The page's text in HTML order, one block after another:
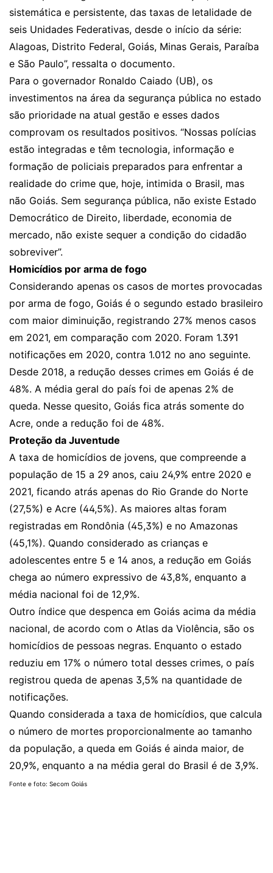
sistemática e persistente, das taxas de letalidade de
seis Unidades Federativas, desde o início da série:
Alagoas, Distrito Federal, Goiás, Minas Gerais, Paraíba
e São Paulo”, ressalta o documento.
Para o governador Ronaldo Caiado (UB), os
investimentos na área da segurança pública no estado
são prioridade na atual gestão e esses dados
comprovam os resultados positivos. “Nossas polícias
estão integradas e têm tecnologia, informação e
formação de policiais preparados para enfrentar a
realidade do crime que, hoje, intimida o Brasil, mas
não Goiás. Sem segurança pública, não existe Estado
Democrático de Direito, liberdade, economia de
mercado, não existe sequer a condição do cidadão
sobreviver”.
Homicídios por arma de fogo
Considerando apenas os casos de mortes provocadas
por arma de fogo, Goiás é o segundo estado brasileiro
com maior diminuição, registrando 27% menos casos
em 2021, em comparação com 2020. Foram 1.391
notificações em 2020, contra 1.012 no ano seguinte.
Desde 2018, a redução desses crimes em Goiás é de
48%. A média geral do país foi de apenas 2% de
queda. Nesse quesito, Goiás fica atrás somente do
Acre, onde a redução foi de 48%.
Proteção da Juventude
A taxa de homicídios de jovens, que compreende a
população de 15 a 29 anos, caiu 24,9% entre 2020 e
2021, ficando atrás apenas do Rio Grande do Norte
(27,5%) e Acre (44,5%). As maiores altas foram
registradas em Rondônia (45,3%) e no Amazonas
(45,1%). Quando considerado as crianças e
adolescentes entre 5 e 14 anos, a redução em Goiás
chega ao número expressivo de 43,8%, enquanto a
média nacional foi de 12,9%.
Outro índice que despenca em Goiás acima da média
nacional, de acordo com o Atlas da Violência, são os
homicídios de pessoas negras. Enquanto o estado
reduziu em 17% o número total desses crimes, o país
registrou queda de apenas 3,5% na quantidade de
notificações.
Quando considerada a taxa de homicídios, que calcula
o número de mortes proporcionalmente ao tamanho
da população, a queda em Goiás é ainda maior, de
20,9%, enquanto a na média geral do Brasil é de 3,9%.
Fonte e foto: Secom Goiás